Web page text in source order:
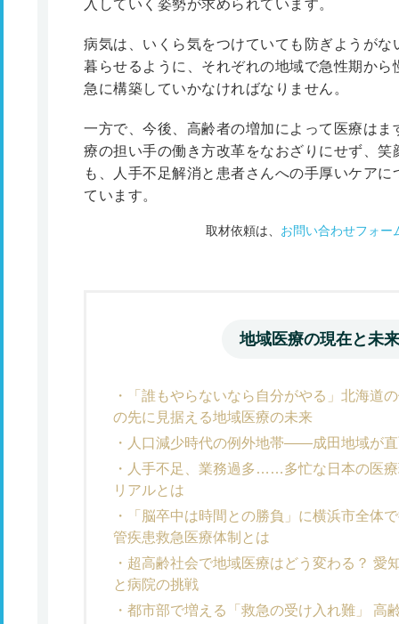
入していく姿勢が求められています。
病気は、いくら気をつけていても防ぎようが
暮らせるように、それぞれの地域で急性期か
急に構築していかなければなりません。
一方で、今後、高齢者の増加によって医療は
療の担い手の働き方改革をなおざりにせず、
も、人手不足解消と患者さんへの手厚いケア
ています。
取材依頼は、 お問い合わせフォー
地域医療の現在と未来
「誰もやらないなら自分がやる」北海道
の先に見据える地域医療の未来
人口減少時代の例外地帯――成田地域が
人手不足、業務過多……多忙な日本の医
リアルとは
「脳卒中は時間との勝負」に横浜市全
管疾患救急医療体制とは
超高齢社会で地域医療はどう変わる？ 愛
と病院の挑戦
都市部で増える「救急の受け入れ難」 高